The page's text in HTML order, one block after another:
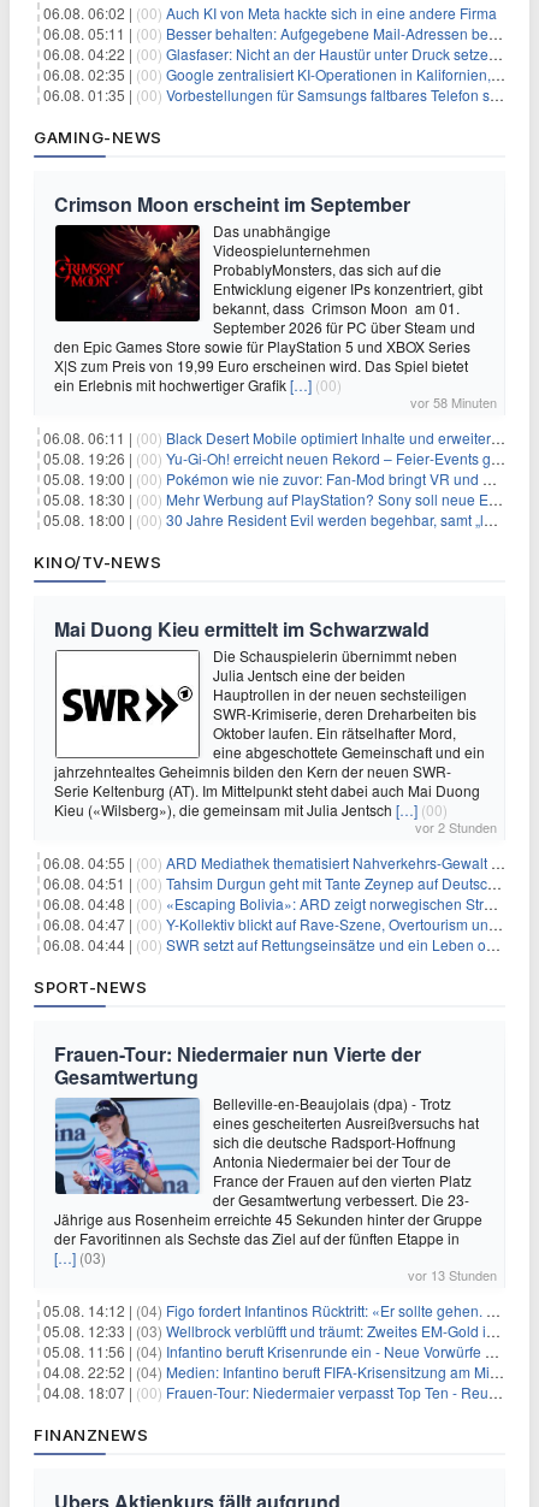
06.08. 06:02 | (00) Auch KI von Meta hackte sich in eine andere Firma
06.08. 05:11 | (00) Besser behalten: Aufgegebene Mail-Adressen bergen Gefahren
06.08. 04:22 | (00) Glasfaser: Nicht an der Haustür unter Druck setzen lassen
06.08. 02:35 | (00) Google zentralisiert KI-Operationen in Kalifornien, um Rivale Anthropic und OpenAI zu überholen
06.08. 01:35 | (00) Vorbestellungen für Samsungs faltbares Telefon steigen um 30 % in einem wettbewerbsintensiven Markt
GAMING-NEWS
Crimson Moon erscheint im September
Das unabhängige
Videospielunternehmen
ProbablyMonsters, das sich auf die
Entwicklung eigener IPs konzentriert, gibt
bekannt, dass Crimson Moon am 01.
September 2026 für PC über Steam und
den Epic Games Store sowie für PlayStation 5 und XBOX Series
X|S zum Preis von 19,99 Euro erscheinen wird. Das Spiel bietet
ein Erlebnis mit hochwertiger Grafik[…] (00)
vor 58 Minuten
06.08. 06:11 | (00) Black Desert Mobile optimiert Inhalte und erweitert Treasure Access
05.08. 19:26 | (00) Yu‑Gi‑Oh! erreicht neuen Rekord – Feier‑Events gestartet
05.08. 19:00 | (00) Pokémon wie nie zuvor: Fan-Mod bringt VR und Ego-Perspektive nach Kanto
05.08. 18:30 | (00) Mehr Werbung auf PlayStation? Sony soll neue Einnahmequellen prüfen
05.08. 18:00 | (00) 30 Jahre Resident Evil werden begehbar, samt „lebensgroßem Leon“
KINO/TV-NEWS
Mai Duong Kieu ermittelt im Schwarzwald
Die Schauspielerin übernimmt neben
Julia Jentsch eine der beiden
Hauptrollen in der neuen sechsteiligen
SWR-Krimiserie, deren Dreharbeiten bis
Oktober laufen. Ein rätselhafter Mord,
eine abgeschottete Gemeinschaft und ein
jahrzehntealtes Geheimnis bilden den Kern der neuen SWR-
Serie Keltenburg (AT). Im Mittelpunkt steht dabei auch Mai Duong
Kieu («Wilsberg»), die gemeinsam mit Julia Jentsch […] (00)
vor 2 Stunden
06.08. 04:55 | (00) ARD Mediathek thematisiert Nahverkehrs-Gewalt und Soldatinnen
06.08. 04:51 | (00) Tahsim Durgun geht mit Tante Zeynep auf Deutschlandreise
06.08. 04:48 | (00) «Escaping Bolivia»: ARD zeigt norwegischen Streaminghit
06.08. 04:47 | (00) Y-Kollektiv blickt auf Rave-Szene, Overtourism und Pokémon-Kult
06.08. 04:44 | (00) SWR setzt auf Rettungseinsätze und ein Leben ohne Smartphone
SPORT-NEWS
Frauen-Tour: Niedermaier nun Vierte der
Gesamtwertung
Belleville-en-Beaujolais (dpa) - Trotz
eines gescheiterten Ausreißversuchs hat
sich die deutsche Radsport-Hoffnung
Antonia Niedermaier bei der Tour de
France der Frauen auf den vierten Platz
der Gesamtwertung verbessert. Die 23-
Jährige aus Rosenheim erreichte 45 Sekunden hinter der Gruppe
der Favoritinnen als Sechste das Ziel auf der fünften Etappe in
[…] (03)
vor 13 Stunden
05.08. 14:12 | (04) Figo fordert Infantinos Rücktritt: «Er sollte gehen. Jetzt»
05.08. 12:33 | (03) Wellbrock verblüfft und träumt: Zweites EM-Gold in Paris
05.08. 11:56 | (04) Infantino beruft Krisenrunde ein - Neue Vorwürfe gegen FIFA
04.08. 22:52 | (04) Medien: Infantino beruft FIFA-Krisensitzung am Mittwoch ein
04.08. 18:07 | (00) Frauen-Tour: Niedermaier verpasst Top Ten - Reusser siegt
FINANZNEWS
Ubers Aktienkurs fällt aufgrund